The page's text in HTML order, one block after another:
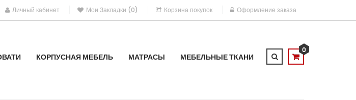
Личный кабинет Мои Закладки (0) Корзина покупок Оформление заказа
0
КОРПУСНАЯ МЕБЕЛЬ МАТРАСЫ МЕБЕЛЬНЫЕ ТКАНИ